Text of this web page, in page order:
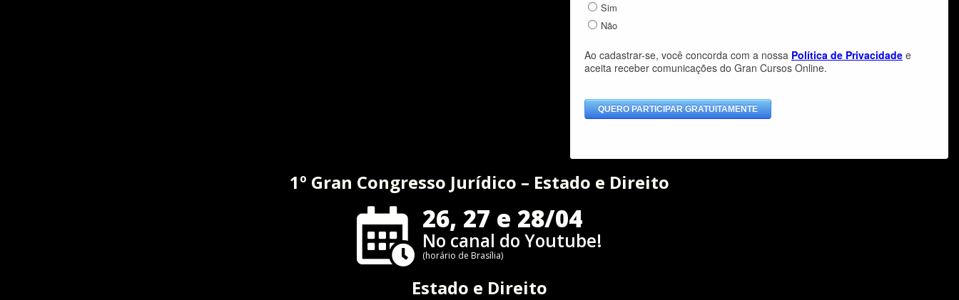
1º Gran Congresso Jurídico – Estado e Direito
26, 27 e 28/04
No canal do Youtube!
(horário de Brasília)
Estado e Direito